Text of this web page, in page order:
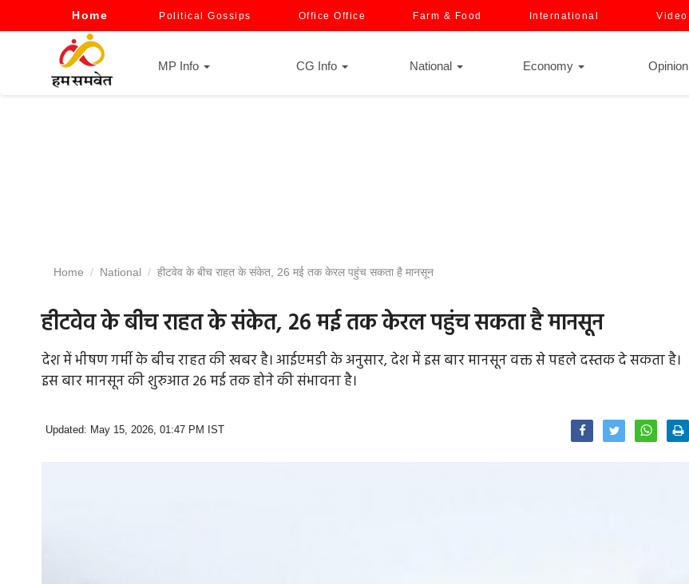
Home Political Gossips Office Office Farm & Food International Video
MP Info CG Info National Economy Opinion
Home National हीटवेव के बीच राहत के संकेत, 26 मई तक केरल पहुंच सकता है मानसून
हीटवेव के बीच राहत के संकेत, 26 मई तक केरल पहुंच सकता है मानसून
देश में भीषण गर्मी के बीच राहत की खबर है। आईएमडी के अनुसार, देश में इस बार मानसून वक्त से पहले दस्तक दे सकता है।
इस बार मानसून की शुरुआत 26 मई तक होने की संभावना है।
Updated: May 15, 2026, 01:47 PM IST